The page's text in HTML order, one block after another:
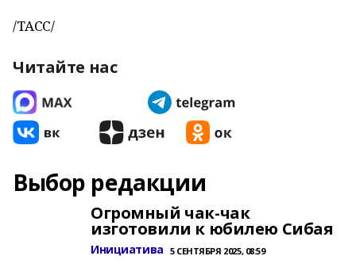
/ТАСС/
Читайте нас
Выбор редакции
Огромный чак-чак
изготовили к юбилею Сибая
Инициатива 5 СЕНТЯБРЯ 2025, 08:59